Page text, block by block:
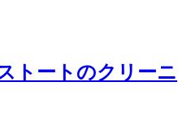
トートのクリーニ